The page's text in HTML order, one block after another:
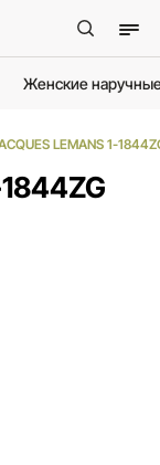
Женские
LEMANS 1-